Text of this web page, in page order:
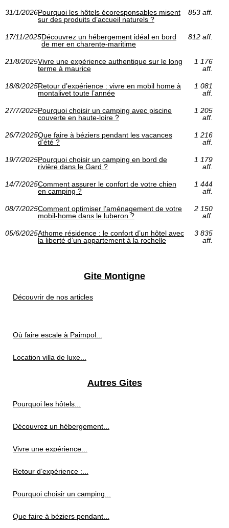
31/1/2026Pourquoi les hôtels écoresponsables misent
sur des produits d’accueil naturels ?
853 aff.
17/11/2025Découvrez un hébergement idéal en bord
de mer en charente-maritime
812 aff.
21/8/2025Vivre une expérience authentique sur le long
terme à maurice
1 176
aff.
18/8/2025Retour d’expérience : vivre en mobil home à
montalivet toute l’année
1 081
aff.
27/7/2025Pourquoi choisir un camping avec piscine
couverte en haute-loire ?
1 205
aff.
26/7/2025Que faire à béziers pendant les vacances
d’été ?
1 216
aff.
19/7/2025Pourquoi choisir un camping en bord de
rivière dans le Gard ?
1 179
aff.
14/7/2025Comment assurer le confort de votre chien
en camping ?
1 444
aff.
08/7/2025Comment optimiser l’aménagement de votre
mobil-home dans le luberon ?
2 150
aff.
05/6/2025Athome résidence : le confort d’un hôtel avec
la liberté d’un appartement à la rochelle
3 835
aff.
Gite Montigne
Découvrir de nos articles
Où faire escale à Paimpol...
Location villa de luxe...
Autres Gites
Pourquoi les hôtels...
Découvrez un hébergement...
Vivre une expérience...
Retour d’expérience :...
Pourquoi choisir un camping...
Que faire à béziers pendant...